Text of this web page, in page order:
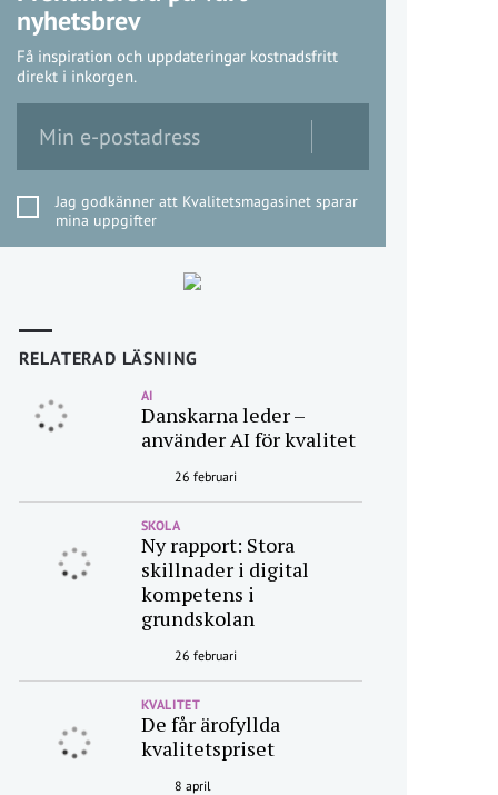
nyhetsbrev
Få inspiration och uppdateringar kostnadsfritt
direkt i inkorgen.
Jag godkänner att Kvalitetsmagasinet sparar
mina uppgifter
RELATERAD LÄSNING
AI
Danskarna leder –
använder AI för kvalitet
26 februari
SKOLA
Ny rapport: Stora
skillnader i digital
kompetens i
grundskolan
26 februari
KVALITET
De får ärofyllda
kvalitetspriset
8 april